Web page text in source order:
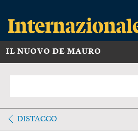
IL NUOVO DE MAURO
DISTACCO